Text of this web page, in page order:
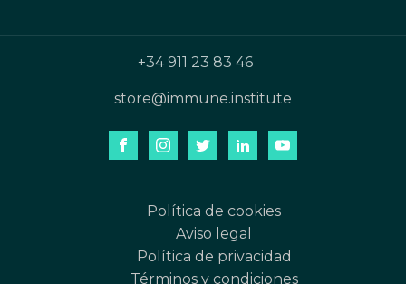
+34 911 23 83 46
store@immune.institute
Política de cookies
Aviso legal
Política de privacidad
Términos y condiciones